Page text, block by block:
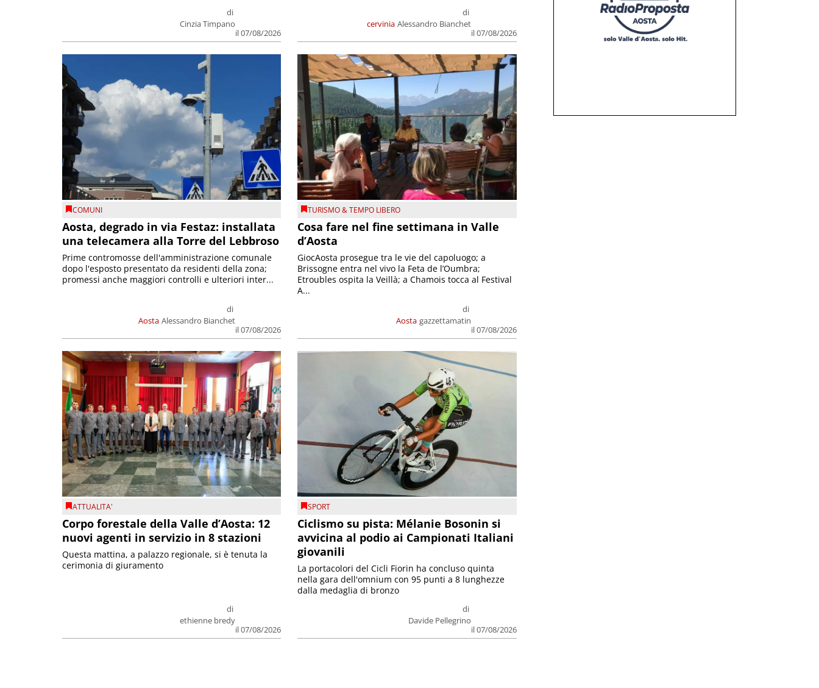
di
Cinzia Timpano
il 07/08/2026
cervinia
di
Alessandro Bianchet
il 07/08/2026
COMUNI
Aosta, degrado in via Festaz: installata
una telecamera alla Torre del Lebbroso
Aosta
di
Alessandro Bianchet
il 07/08/2026
Prime contromosse dell'amministrazione comunale
dopo l'esposto presentato da residenti della zona;
promessi anche maggiori controlli e ulteriori inter...
TURISMO & TEMPO LIBERO
Cosa fare nel fine settimana in Valle
d’Aosta
Aosta
di
gazzettamatin
il 07/08/2026
GiocAosta prosegue tra le vie del capoluogo; a
Brissogne entra nel vivo la Feta de l’Oumbra;
Etroubles ospita la Veillà; a Chamois tocca al Festival
A...
ATTUALITA'
Corpo forestale della Valle d’Aosta: 12
nuovi agenti in servizio in 8 stazioni
di
ethienne bredy
il 07/08/2026
Questa mattina, a palazzo regionale, si è tenuta la
cerimonia di giuramento
SPORT
Ciclismo su pista: Mélanie Bosonin si
avvicina al podio ai Campionati Italiani
giovanili
di
Davide Pellegrino
il 07/08/2026
La portacolori del Cicli Fiorin ha concluso quinta
nella gara dell'omnium con 95 punti a 8 lunghezze
dalla medaglia di bronzo